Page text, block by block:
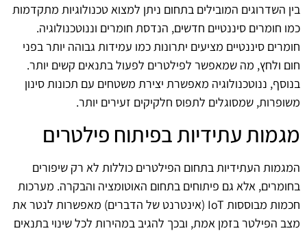
בין השדרוגים המובילים בתחום ניתן למצוא טכנולוגיות מתקדמות
כמו חומרים סיננטיים חדשים, הנדסת חומרים וננוטכנולוגיה.
חומרים סיננטיים מציעים יתרונות כמו עמידות גבוהה יותר בפני
חום ולחץ, מה שמאפשר לפילטרים לפעול בתנאים קשים יותר.
בנוסף, ננוטכנולוגיה מאפשרת יצירת משטחים עם תכונות סינון
משופרות, שמסוגלים לתפוס חלקיקים זעירים יותר.
מגמות עתידיות בפיתוח פילטרים
המגמות העתידיות בתחום הפילטרים כוללות לא רק שיפורים
בחומרים, אלא גם פיתוחים בתחום האוטומציה והבקרה. מערכות
חכמות מבוססות IoT (אינטרנט של הדברים) מאפשרות לנטר את
מצב הפילטר בזמן אמת, ובכך להגיב במהירות לכל שינוי בתנאים